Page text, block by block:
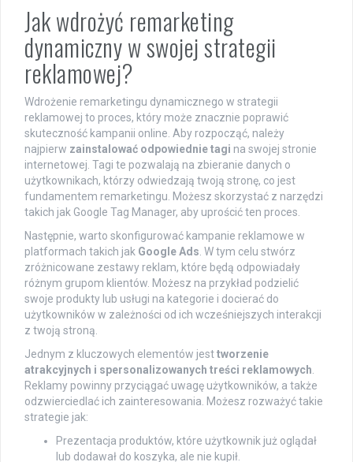
Jak wdrożyć remarketing
dynamiczny w swojej strategii
reklamowej?
Wdrożenie remarketingu dynamicznego w strategii
reklamowej to proces, który może znacznie poprawić
skuteczność kampanii online. Aby rozpocząć, należy
najpierw zainstalować odpowiednie tagi na swojej stronie
internetowej. Tagi te pozwalają na zbieranie danych o
użytkownikach, którzy odwiedzają twoją stronę, co jest
fundamentem remarketingu. Możesz skorzystać z narzędzi
takich jak Google Tag Manager, aby uprościć ten proces.
Następnie, warto skonfigurować kampanie reklamowe w
platformach takich jak Google Ads. W tym celu stwórz
zróżnicowane zestawy reklam, które będą odpowiadały
różnym grupom klientów. Możesz na przykład podzielić
swoje produkty lub usługi na kategorie i docierać do
użytkowników w zależności od ich wcześniejszych interakcji
z twoją stroną.
Jednym z kluczowych elementów jesttworzenie
atrakcyjnych i spersonalizowanych treści reklamowych.
Reklamy powinny przyciągać uwagę użytkowników, a także
odzwierciedlać ich zainteresowania. Możesz rozważyć takie
strategie jak:
Prezentacja produktów, które użytkownik już oglądał
lub dodawał do koszyka, ale nie kupił.